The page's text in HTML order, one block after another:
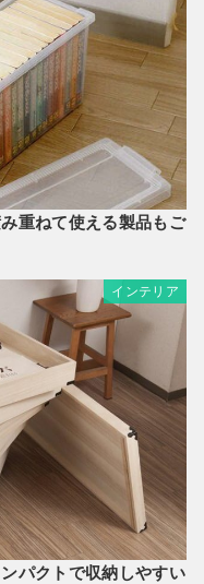
重ねて使える製品もご
インテリア
パクトで収納しやすい